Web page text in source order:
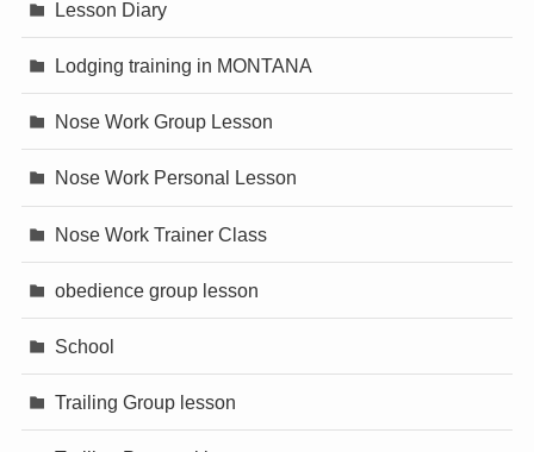
Lesson Diary
Lodging training in MONTANA
Nose Work Group Lesson
Nose Work Personal Lesson
Nose Work Trainer Class
obedience group lesson
School
Trailing Group lesson